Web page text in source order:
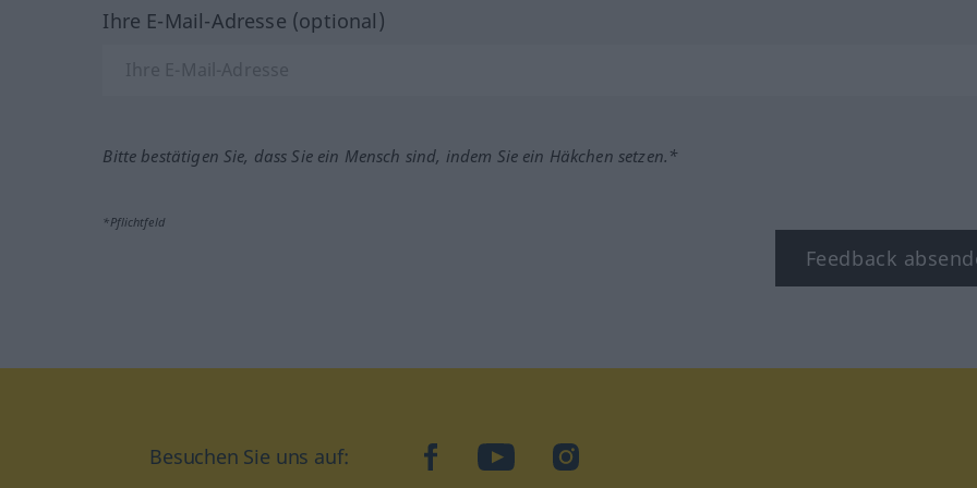
Ihre E-Mail-Adresse (optional)
Bitte bestätigen Sie, dass Sie ein Mensch sind, indem Sie ein Häkchen setzen.*
*Pflichtfeld
Feedback
Besuchen Sie uns auf: facebookYouTubeInstagram